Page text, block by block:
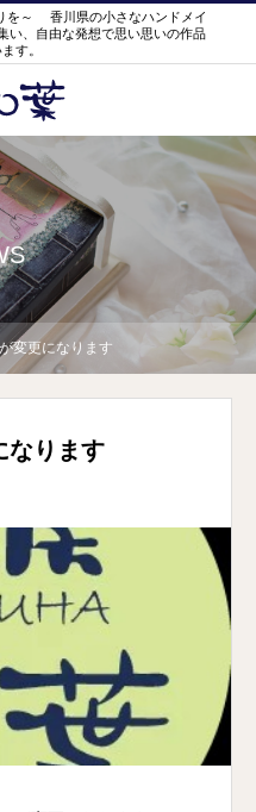
を～ 香川県の小さなハンドメイ
い、自由な発想で思い思いの作品
す。
変更になります
なります